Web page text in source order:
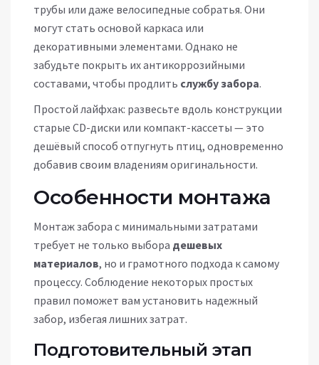
трубы или даже велосипедные собратья. Они
могут стать основой каркаса или
декоративными элементами. Однако не
забудьте покрыть их антикоррозийными
составами, чтобы продлить службу забора.
Простой лайфхак: развесьте вдоль конструкции
старые CD-диски или компакт-кассеты — это
дешёвый способ отпугнуть птиц, одновременно
добавив своим владениям оригинальности.
Особенности монтажа
Монтаж забора с минимальными затратами
требует не только выбора дешевых
материалов, но и грамотного подхода к самому
процессу. Соблюдение некоторых простых
правил поможет вам установить надежный
забор, избегая лишних затрат.
Подготовительный этап